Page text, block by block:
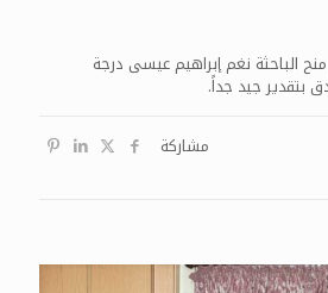
الباحثة نغم إبراهيم عيسى درجة
بتقدير جيد جداً.
مشاركة